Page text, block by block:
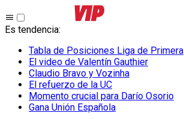
Es tendencia:
Tabla de Posiciones Liga de Primera
El video de Valentín Gauthier
Claudio Bravo y Vozinha
El refuerzo de la UC
Momento crucial para Darío Osorio
Gana Unión Española